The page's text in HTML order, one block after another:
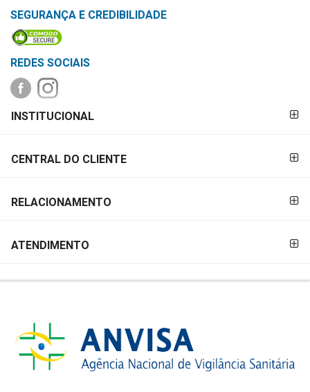
&
PROMOÇÕES
OFERTAS
LOCALIZAÇÃO
DE
MAIS
PRÓXIMA
SEGURANÇA E CREDIBILIDADE
REDES SOCIAIS
PAGAMENTO
INSTITUCIONAL
CENTRAL DO CLIENTE
RELACIONAMENTO
ATENDIMENTO